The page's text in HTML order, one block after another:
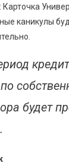
Карточка
каникулы
по
будет